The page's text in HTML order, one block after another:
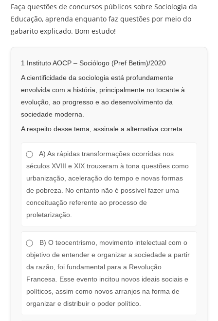
Faça questões de concursos públicos sobre Sociologia da
Educação, aprenda enquanto faz questões por meio do
gabarito explicado. Bom estudo!
1 Instituto AOCP – Sociólogo (Pref Betim)/2020
A cientificidade da sociologia está profundamente
envolvida com a história, principalmente no tocante à
evolução, ao progresso e ao desenvolvimento da
sociedade moderna.
A respeito desse tema, assinale a alternativa correta.
A) As rápidas transformações ocorridas nos
séculos XVIII e XIX trouxeram à tona questões como
urbanização, aceleração do tempo e novas formas
de pobreza. No entanto não é possível fazer uma
conceituação referente ao processo de
proletarização.
B) O teocentrismo, movimento intelectual com o
objetivo de entender e organizar a sociedade a partir
da razão, foi fundamental para a Revolução
Francesa. Esse evento incitou novos ideais sociais e
políticos, assim como novos arranjos na forma de
organizar e distribuir o poder político.